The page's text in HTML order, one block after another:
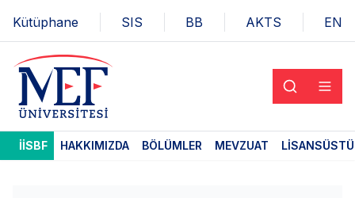
Kütüphane SIS BB AKTS EN
İİSBF HAKKIMIZDA BÖLÜMLER MEVZUAT